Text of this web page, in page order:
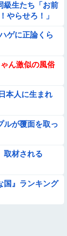
て謝罪の手紙が
マミ食い』をし
配信がヱ口すぎ
ｗ【画像】
起してしまうｗ
？おっぱい揉
める時の模範解
級生たち「お前
やらせろ！」
ゲに正論くら
ん激似の風俗
本人に生まれ
ルが覆面を取っ
取材される
国』ランキング